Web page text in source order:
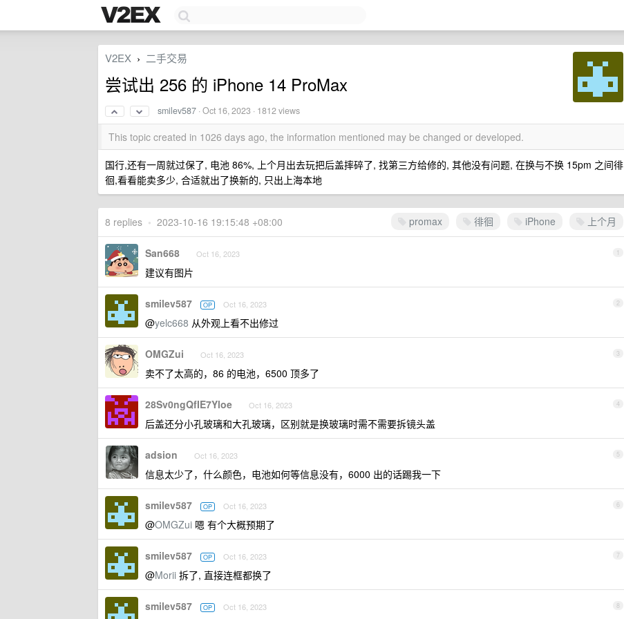
V2EX › 二手交易
尝试出 256 的 iPhone 14 ProMax
smilev587 ·Oct 16, 2023 · 1812 views
This topic created in 1026 days ago, the information mentioned may be changed or developed.
国行,还有一周就过保了, 电池 86%, 上个月出去玩把后盖摔碎了, 找第三方给修的, 其他没有问题, 在换与不换 15pm 之间徘
徊,看看能卖多少, 合适就出了换新的, 只出上海本地
promax 徘徊 iPhone 上个月
8 replies • 2023-10-16 19:15:48 +08:00
1
San668 Oct 16, 2023
建议有图片
2
smilev587 OP Oct 16, 2023
@yelc668 从外观上看不出修过
3
OMGZui Oct 16, 2023
卖不了太高的，86 的电池，6500 顶多了
4
28Sv0ngQfIE7Yloe Oct 16, 2023
后盖还分小孔玻璃和大孔玻璃，区别就是换玻璃时需不需要拆镜头盖
5
adsion Oct 16, 2023
信息太少了，什么颜色，电池如何等信息没有，6000 出的话踢我一下
6
smilev587 OP Oct 16, 2023
@OMGZui 嗯 有个大概预期了
7
smilev587 OP Oct 16, 2023
@Morii 拆了, 直接连框都换了
8
smilev587 OP Oct 16, 2023